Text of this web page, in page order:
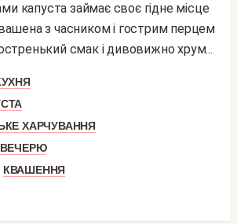
капуста займає своє гідне місце
з часником і гострим перцем
смак і дивовижно хрум...
ХАРЧУВАННЯ
КВАШЕННЯ